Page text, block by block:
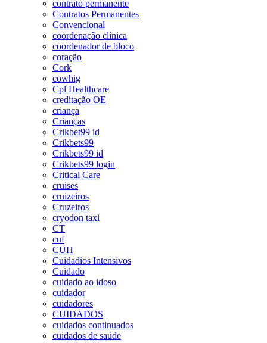
contrato permanente
Contratos Permanentes
Convencional
coordenação clínica
coordenador de bloco
coração
Cork
cowhig
Cpl Healthcare
creditação OE
criança
Crianças
Crikbet99 id
Crikbets99
Crikbets99 id
Crikbets99 login
Critical Care
cruises
cruizeiros
Cruzeiros
cryodon taxi
CT
cuf
CUH
Cuidadios Intensivos
Cuidado
cuidado ao idoso
cuidador
cuidadores
CUIDADOS
cuidados continuados
cuidados de saúde